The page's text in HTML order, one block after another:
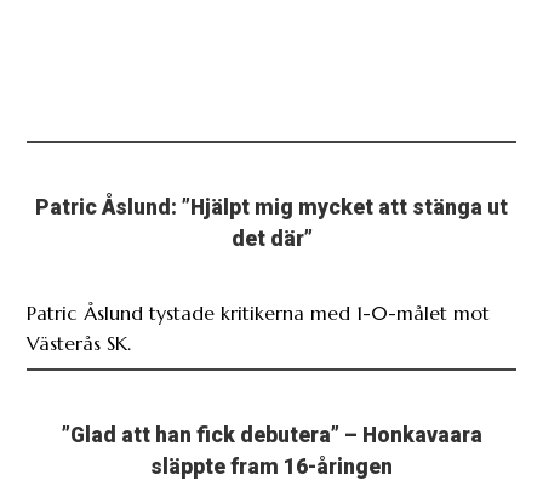
Patric Åslund: ”Hjälpt mig mycket att stänga ut
det där”
Patric Åslund tystade kritikerna med 1-0-målet mot
Västerås SK.
”Glad att han fick debutera” – Honkavaara
släppte fram 16-åringen